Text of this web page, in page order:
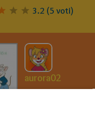
3.2 (5 voti)
aurora02
VoLo sPeCiAl